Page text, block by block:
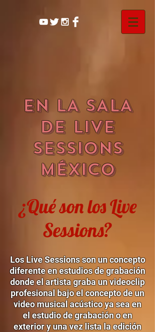
EN LA SALA
DE LIVE
SESSIONS
MÉXICO
¿Qué son los Live
Sessions?
Los Live Sessions son un concepto
diferente en estudios de grabación
donde el artista graba un videoclip
profesional bajo el concepto de un
video musical acústico ya sea en
el estudio de grabación o en
exterior y una vez lista la edición